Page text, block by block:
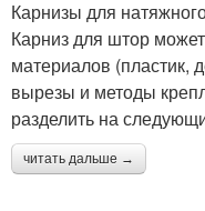
Карнизы для
Карниз для штор
материалов (пластик,
вырезы и методы
разделить на
читать дальше →